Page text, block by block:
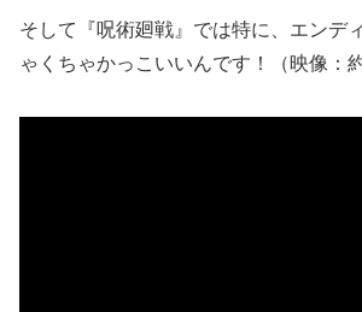
そして『呪術廻戦』では特に、エンデ
ゃくちゃかっこいいんです！（映像：